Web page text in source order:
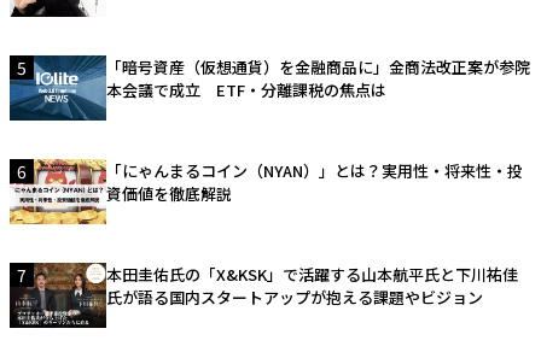
5
「暗号資産（仮想通貨）を金融商品に」金商法改正案が参院
本会議で成立 ETF・分離課税の焦点は
6
「にゃんまるコイン（NYAN）」とは？実用性・将来性・投
資価値を徹底解説
7
本田圭佑氏の「X&KSK」で活躍する山本航平氏と下川祐佳
氏が語る国内スタートアップが抱える課題やビジョン